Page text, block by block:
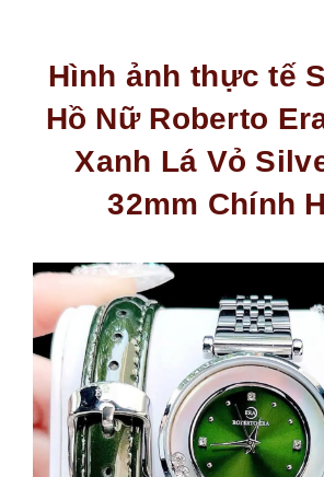
Hình ảnh thực tế
Hồ Nữ Roberto
Xanh Lá Vỏ
32mm Chính